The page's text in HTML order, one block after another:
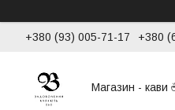
+380 (93) 005-71-17 +380
Магазин - кави